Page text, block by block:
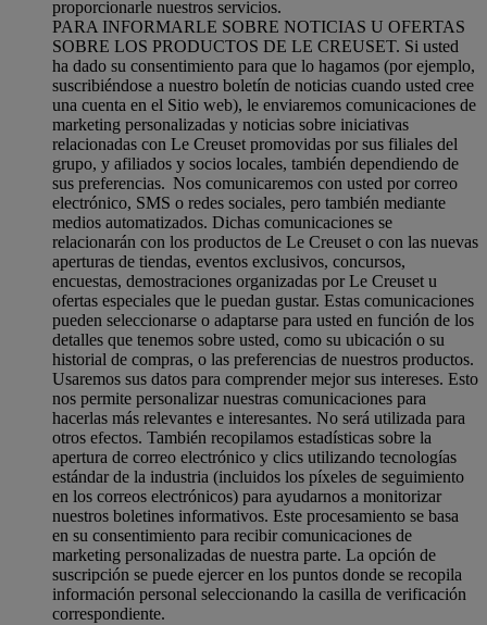
proporcionarle nuestros servicios.
PARA INFORMARLE SOBRE NOTICIAS U OFERTAS
SOBRE LOS PRODUCTOS DE LE CREUSET. Si usted
ha dado su consentimiento para que lo hagamos (por ejemplo,
suscribiéndose a nuestro boletín de noticias cuando usted cree
una cuenta en el Sitio web), le enviaremos comunicaciones de
marketing personalizadas y noticias sobre iniciativas
relacionadas con Le Creuset promovidas por sus filiales del
grupo, y afiliados y socios locales, también dependiendo de
sus preferencias. Nos comunicaremos con usted por correo
electrónico, SMS o redes sociales, pero también mediante
medios automatizados. Dichas comunicaciones se
relacionarán con los productos de Le Creuset o con las nuevas
aperturas de tiendas, eventos exclusivos, concursos,
encuestas, demostraciones organizadas por Le Creuset u
ofertas especiales que le puedan gustar. Estas comunicaciones
pueden seleccionarse o adaptarse para usted en función de los
detalles que tenemos sobre usted, como su ubicación o su
historial de compras, o las preferencias de nuestros productos.
Usaremos sus datos para comprender mejor sus intereses. Esto
nos permite personalizar nuestras comunicaciones para
hacerlas más relevantes e interesantes. No será utilizada para
otros efectos. También recopilamos estadísticas sobre la
apertura de correo electrónico y clics utilizando tecnologías
estándar de la industria (incluidos los píxeles de seguimiento
en los correos electrónicos) para ayudarnos a monitorizar
nuestros boletines informativos. Este procesamiento se basa
en su consentimiento para recibir comunicaciones de
marketing personalizadas de nuestra parte. La opción de
suscripción se puede ejercer en los puntos donde se recopila
información personal seleccionando la casilla de verificación
correspondiente.